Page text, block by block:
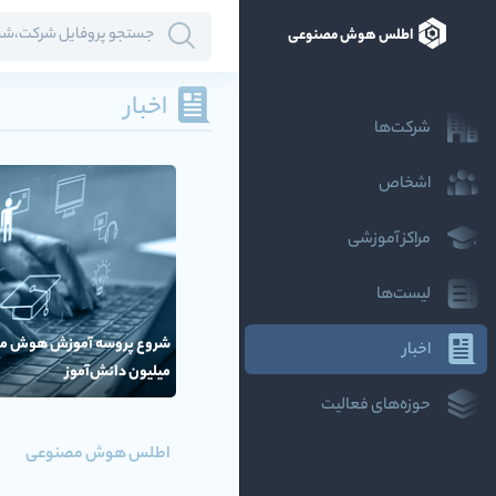
اطلس هوش مصنوعی
شرکت‌ها
اشخاص
مراکز آموزشی
لیست‌ها
اخبار
حوزه‌های فعالیت
اخبار
شروع پروسه آموزش هوش
میلیون دانش‌آموز
اطلس هوش مصنوعی